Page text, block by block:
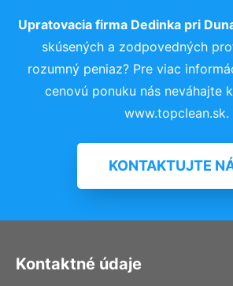
Upratovacia firma Dedinka pri
skúsených a zodpovedných
rozumný peniaz? Pre viac
cenovú ponuku nás neváhajte
www.topclean.sk.
KONTAKTUJTE
Kontaktné údaje